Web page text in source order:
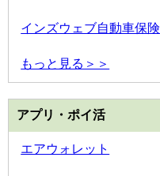
インズウェブ自動車保険
もっと見る＞＞
アプリ・ポイ活
エアウォレット